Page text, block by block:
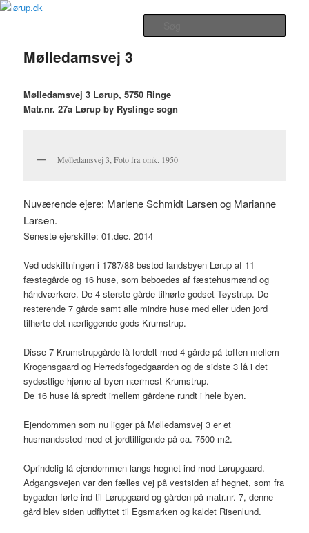
Fortsæt
indholdlørup.dk
Lørup Beboerforenings Hjemmeside
Mølledamsvej 3
Mølledamsvej 3 Lørup, 5750 Ringe
Matr.nr. 27a Lørup by Ryslinge sogn
Mølledamsvej 3, Foto fra omk. 1950
Nuværende ejere: Marlene Schmidt Larsen og Marianne
Larsen.
Seneste ejerskifte: 01.dec. 2014
Ved udskiftningen i 1787/88 bestod landsbyen Lørup af 11
fæstegårde og 16 huse, som beboedes af fæstehusmænd og
håndværkere. De 4 største gårde tilhørte godset Tøystrup. De
resterende 7 gårde samt alle mindre huse med eller uden jord
tilhørte det nærliggende gods Krumstrup.
Disse 7 Krumstrupgårde lå fordelt med 4 gårde på toften mellem
Krogensgaard og Herredsfogedgaarden og de sidste 3 lå i det
sydøstlige hjørne af byen nærmest Krumstrup.
De 16 huse lå spredt imellem gårdene rundt i hele byen.
Ejendommen som nu ligger på Mølledamsvej 3 er et
husmandssted med et jordtilligende på ca. 7500 m2.
Oprindelig lå ejendommen langs hegnet ind mod Lørupgaard.
Adgangsvejen var den fælles vej på vestsiden af hegnet, som fra
bygaden førte ind til Lørupgaard og gården på matr.nr. 7, denne
gård blev siden udflyttet til Egsmarken og kaldet Risenlund.